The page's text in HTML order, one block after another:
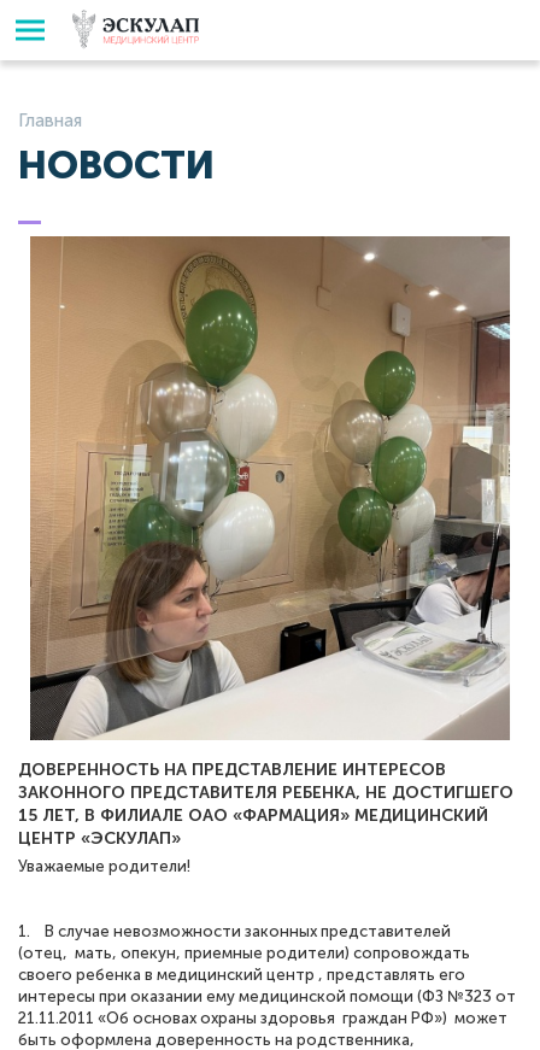
Главная
НОВОСТИ
ДОВЕРЕННОСТЬ НА ПРЕДСТАВЛЕНИЕ ИНТЕРЕСОВ
ЗАКОННОГО ПРЕДСТАВИТЕЛЯ РЕБЕНКА, НЕ ДОСТИГШЕГО
15 ЛЕТ, В ФИЛИАЛЕ ОАО «ФАРМАЦИЯ» МЕДИЦИНСКИЙ
ЦЕНТР «ЭСКУЛАП»
Уважаемые родители!
1. В случае невозможности законных представителей
(отец, мать, опекун, приемные родители) сопровождать
своего ребенка в медицинский центр , представлять его
интересы при оказании ему медицинской помощи (ФЗ №323 от
21.11.2011 «Об основах охраны здоровья граждан РФ») может
быть оформлена доверенность на родственника,